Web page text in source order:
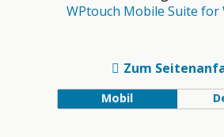
WPtouch Mobile Suite for
Zum
Mobil